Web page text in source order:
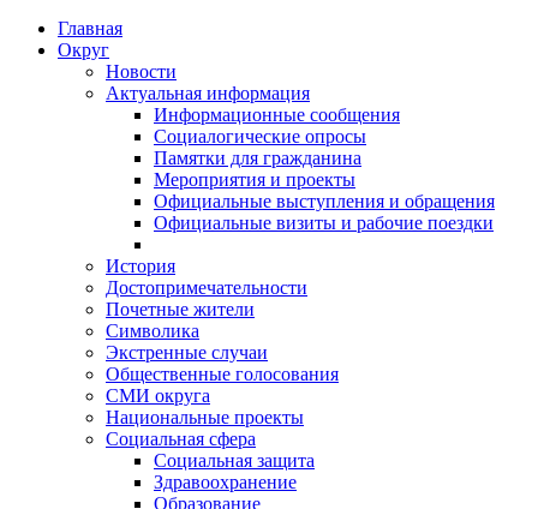
Главная
Округ
Новости
Актуальная информация
Информационные сообщения
Социалогические опросы
Памятки для гражданина
Мероприятия и проекты
Официальные выступления и обращения
Официальные визиты и рабочие поездки
История
Достопримечательности
Почетные жители
Символика
Экстренные случаи
Общественные голосования
СМИ округа
Национальные проекты
Социальная сфера
Социальная защита
Здравоохранение
Образование